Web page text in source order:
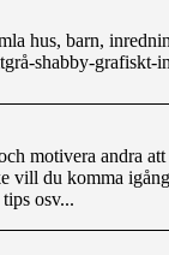
hus, barn,
shabby-grafiskt-
motivera andra
vill du komma
osv...